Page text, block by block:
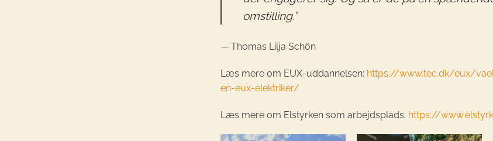
omstilling.”
— Thomas Lilja Schön
Læs mere om EUX-uddannelsen: https://www.tec.dk/eux/
en-eux-elektriker/
Læs mere om Elstyrken som arbejdsplads: https://